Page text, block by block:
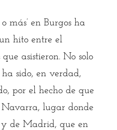
más’ en Burgos ha
hito entre el
asistieron. No solo
sido, en verdad,
por el hecho de que
Navarra, lugar donde
y de Madrid, que en